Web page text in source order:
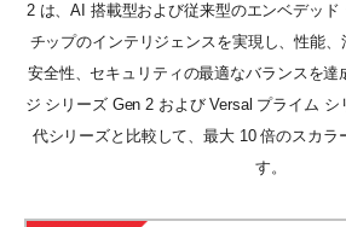
2 は、AI 搭載型および従来型のエンベデッ
チップのインテリジェンスを実現し、性能
安全性、セキュリティの最適なバランスを達
ジ シリーズ Gen 2 および Versal プライム
代シリーズと比較して、最大 10 倍のスカラ
す。